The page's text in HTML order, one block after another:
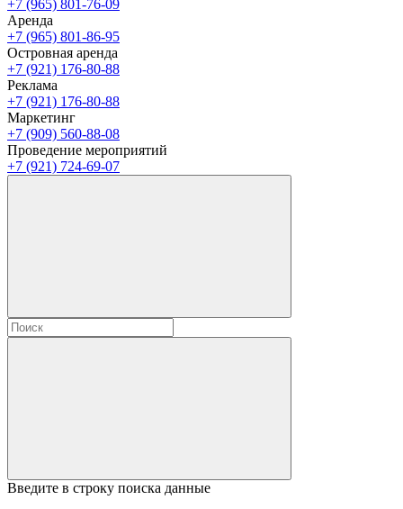
+7 (965) 801-76-09
Аренда
+7 (965) 801-86-95
Островная аренда
+7 (921) 176-80-88
Реклама
+7 (921) 176-80-88
Маркетинг
+7 (909) 560-88-08
Проведение мероприятий
+7 (921) 724-69-07
Введите в строку поиска данные